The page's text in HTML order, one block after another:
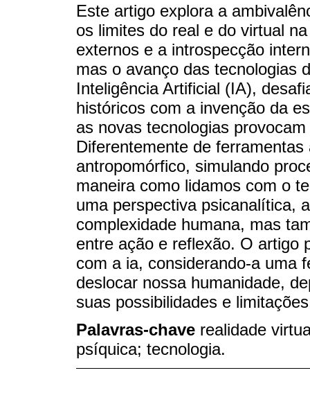
Este artigo explora a
os limites do real e do virtual
externos e a introspecção
mas o avanço das tecnologias
Inteligência Artificial (IA),
históricos com a invenção da
as novas tecnologias
Diferentemente de
antropomórfico, simulando
maneira como lidamos com o
uma perspectiva psicanalítica,
complexidade humana, mas
entre ação e reflexão. O artigo
com a ia, considerando-a uma
deslocar nossa humanidade,
suas possibilidades e
Palavras-chave realidade
psíquica; tecnologia.